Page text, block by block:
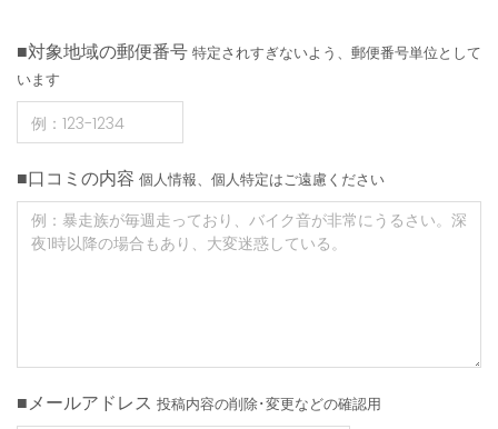
■対象地域の郵便番号 特定されすぎないよう、郵便番号単位として
います
■口コミの内容 個人情報、個人特定はご遠慮ください
■メールアドレス 投稿内容の削除･変更などの確認用